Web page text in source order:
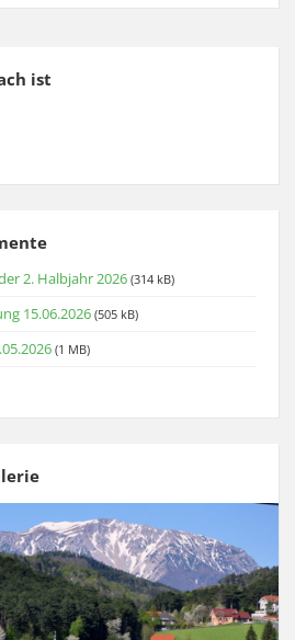
ist
2. Halbjahr 2026 (314 kB)
15.06.2026 (505 kB)
(1 MB)